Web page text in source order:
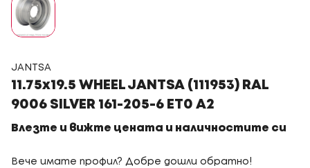
JANTSA
11.75x19.5 WHEEL JANTSA (111953) RAL
9006 SILVER 161-205-6 ET0 A2
Влезте и вижте цената и наличностите си
Вече имате профил? Добре дошли обратно!